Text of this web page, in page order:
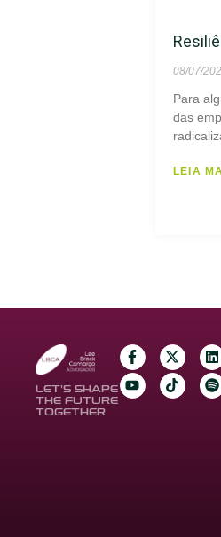
08/07/
Para
das
LEIA
LET’S SHAPE
THE FUTURE
TOGETHER